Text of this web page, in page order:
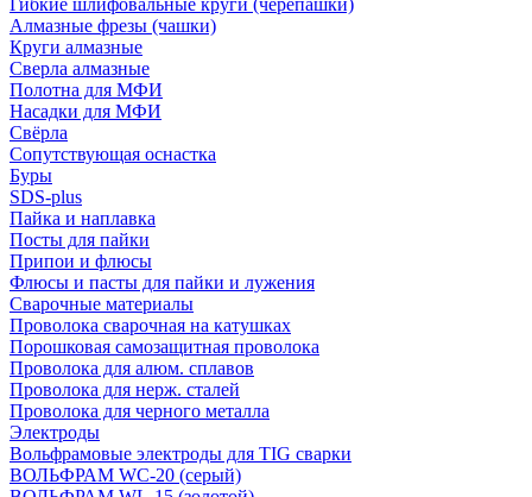
Гибкие шлифовальные круги (черепашки)
Алмазные фрезы (чашки)
Круги алмазные
Сверла алмазные
Полотна для МФИ
Насадки для МФИ
Свёрла
Сопутствующая оснастка
Буры
SDS-plus
Пайка и наплавка
Посты для пайки
Припои и флюсы
Флюсы и пасты для пайки и лужения
Сварочные материалы
Проволока сварочная на катушках
Порошковая самозащитная проволока
Проволока для алюм. сплавов
Проволока для нерж. сталей
Проволока для черного металла
Электроды
Вольфрамовые электроды для TIG сварки
ВОЛЬФРАМ WC-20 (серый)